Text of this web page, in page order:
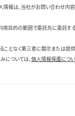
情報は、当社がお問い合わせ内
用目的の範囲で委託先に委託す
となく第三者に開示または提供
については、個人情報保護につ